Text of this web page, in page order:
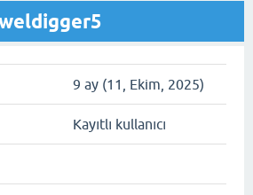
9 ay (11, Ekim, 2025)
Kayıtlı kullanıcı